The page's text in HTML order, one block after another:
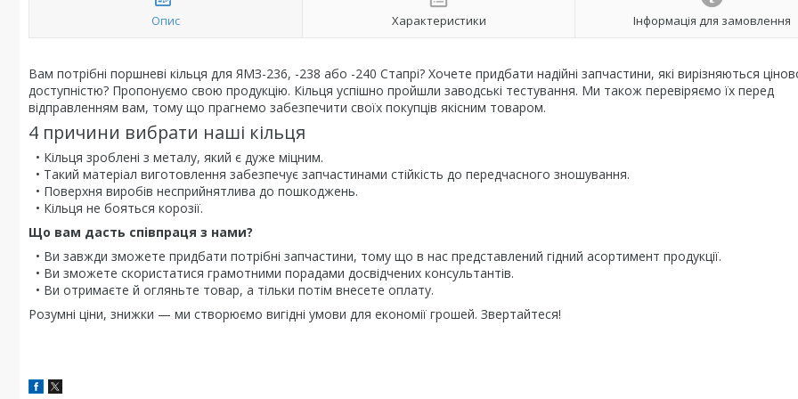
Опис Характеристики Інформація для замовлення
Вам потрібні поршневі кільця для ЯМЗ-236, -238 або -240 Стапрі? Хочете придбати надійні запчастини, які вирізняються
доступністю? Пропонуємо свою продукцію. Кільця успішно пройшли заводські тестування. Ми також перевіряємо їх перед
відправленням вам, тому що прагнемо забезпечити своїх покупців якісним товаром.
4 причини вибрати наші кільця
• Кільця зроблені з металу, який є дуже міцним.
• Такий матеріал виготовлення забезпечує запчастинами стійкість до передчасного зношування.
• Поверхня виробів несприйнятлива до пошкоджень.
• Кільця не бояться корозії.
Що вам дасть співпраця з нами?
• Ви завжди зможете придбати потрібні запчастини, тому що в нас представлений гідний асортимент продукції.
• Ви зможете скористатися грамотними порадами досвідчених консультантів.
• Ви отримаєте й огляньте товар, а тільки потім внесете оплату.
Розумні ціни, знижки — ми створюємо вигідні умови для економії грошей. Звертайтеся!